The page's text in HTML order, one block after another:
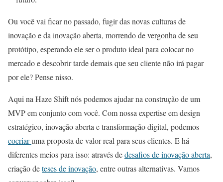
Ou você vai ficar no passado, fugir das novas culturas de
inovação e da inovação aberta, morrendo de vergonha de seu
protótipo, esperando ele ser o produto ideal para colocar no
mercado e descobrir tarde demais que seu cliente não irá pagar
por ele? Pense nisso.
Aqui na Haze Shift nós podemos ajudar na construção de um
MVP em conjunto com você. Com nossa expertise em design
estratégico, inovação aberta e transformação digital, podemos
cocriaruma proposta de valor real para seus clientes. E há
diferentes meios para isso: através dedesafios de inovação aberta,
criação deteses de inovação, entre outras alternativas. Vamos